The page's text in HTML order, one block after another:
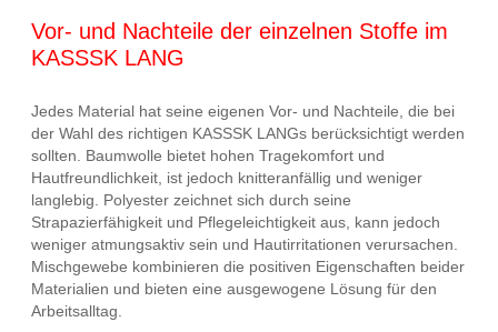
Vor- und Nachteile der einzelnen Stoffe im
KASSSK LANG
Jedes Material hat seine eigenen Vor- und Nachteile, die bei
der Wahl des richtigen KASSSK LANGs berücksichtigt werden
sollten. Baumwolle bietet hohen Tragekomfort und
Hautfreundlichkeit, ist jedoch knitteranfällig und weniger
langlebig. Polyester zeichnet sich durch seine
Strapazierfähigkeit und Pflegeleichtigkeit aus, kann jedoch
weniger atmungsaktiv sein und Hautirritationen verursachen.
Mischgewebe kombinieren die positiven Eigenschaften beider
Materialien und bieten eine ausgewogene Lösung für den
Arbeitsalltag.